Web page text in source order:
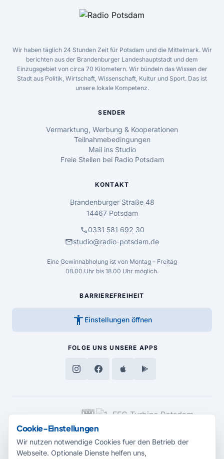
Wir haben täglich 24 Stunden Zeit für Potsdam und die Mittelmark. Wir
berichten aus der Brandenburger Landeshauptstadt und dem
Einzugsgebiet von circa 70 Kilometern. Wir bündeln das Wissen der
Stadt aus Politik, Wirtschaft, Wissenschaft, Kultur und Sport. Das ist
unsere lokale Kompetenz.
SENDER
Vermarktung, Werbung & Kooperationen
Teilnahmebedingungen
Mail ins Studio
Freie Stellen bei Radio Potsdam
KONTAKT
Brandenburger Straße 48
14467 Potsdam
call0331 581 692 30
mailstudio@radio-potsdam.de
Eine Gewinnabholung ist von Montag – Freitag
08.00 Uhr bis 18.00 Uhr möglich.
BARRIEREFREIHEIT
accessibility_new Einstellungen öffnen
FOLGE UNS UNSERE APPS
MEDIENPARTNER
Cookie-Einstellungen
Wir nutzen notwendige Cookies fuer den Betrieb der
Webseite. Optionale Dienste helfen uns,